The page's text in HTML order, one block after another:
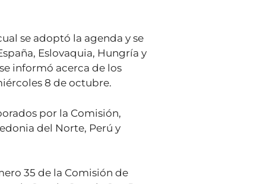
se adoptó la agenda y se
Eslovaquia, Hungría y
informó acerca de los
8 de octubre.
por la Comisión,
del Norte, Perú y
35 de la Comisión de